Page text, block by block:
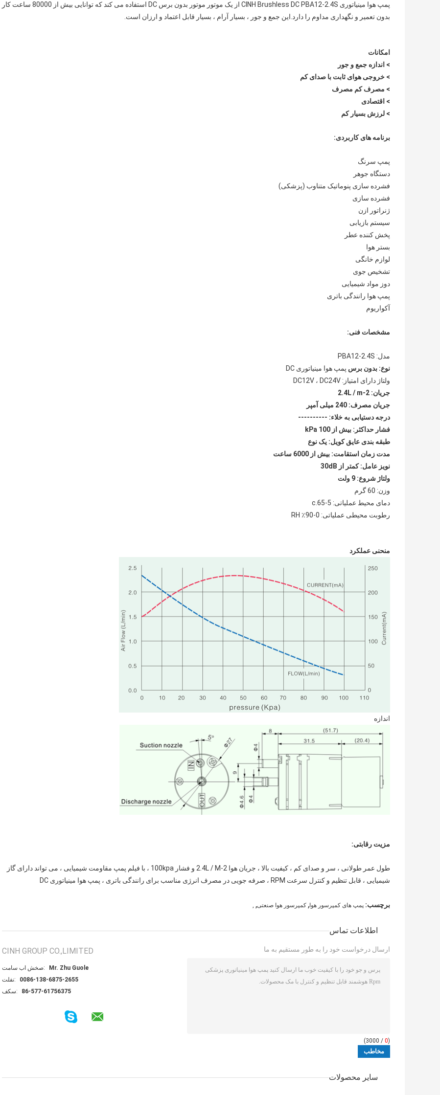
پمپ هوا مینیاتوری CINH Brushless DC PBA12-2.4S از یک موتور موتور بدون برس DC استفاده می کند که توانایی بیش از 80000 ساعت کار
بدون تعمیر و نگهداری مداوم را دارد.این جمع و جور ، بسیار آرام ، بسیار قابل اعتماد و ارزان است.
امکانات
> اندازه جمع و جور
> خروجی هوای ثابت با صدای کم
> مصرف کم مصرف
> اقتصادی
> لرزش بسیار کم
برنامه های کاربردی:
پمپ سرنگ
دستگاه جوهر
فشرده سازی پنوماتیک متناوب (پزشکی)
فشرده سازی
ژنراتور ازن
سیستم بازیابی
پخش کننده عطر
بستر هوا
لوازم خانگی
تشخیص جوی
دوز مواد شیمیایی
پمپ هوا رانندگی باتری
آکواریوم
مشخصات فنی:
مدل: PBA12-2.4S
نوع: بدون برس پمپ هوا مینیاتوری DC
ولتاژ دارای امتیاز: DC12V ، DC24V
جریان: 2-2.4L / m
جریان مصرف: 240 میلی آمپر
درجه دستیابی به خلاء: ----------
فشار حداکثر: بیش از 100 kPa
طبقه بندی عایق کویل: یک نوع
مدت زمان استقامت: بیش از 6000 ساعت
نویز عامل: کمتر از 30dB
ولتاژ شروع: 9 ولت
وزن: 60 گرم
دمای محیط عملیاتی: 5-65.c
رطوبت محیطی عملیاتی: 0-90٪ RH
منحنی عملکرد
اندازه
مزیت رقابتی:
طول عمر طولانی ، سر و صدای کم ، کیفیت بالا ، جریان هوا 2-2.4L / M و فشار 100kpa ، با فیلم پمپ مقاومت شیمیایی ، می تواند دارای گاز
شیمیایی ، قابل تنظیم و کنترل سرعت RPM ، صرفه جویی در مصرف انرژی مناسب برای رانندگی باتری ، پمپ هوا مینیاتوری DC
برچسب: پمپ های کمپرسور هوا , کمپرسور هوا صنعتی,
,
اطلاعات تماس
CINH GROUP CO.,LIMITED
تماس با شخص:
Mr. Zhu Guole
تلفن:
0086-138-6875-2655
فکس:
86-577-61756375
ارسال درخواست خود را به طور مستقیم به ما
(
0
/ 3000)
سایر محصولات